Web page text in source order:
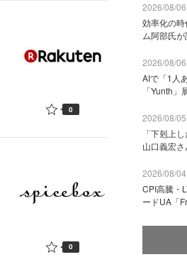
0
0
2026/08/
効率化の
ム阿部氏
2026/08/
AIで「1人
「Yunth
2026/08/
「下剋上
山口義宏
2026/08/
CPI高騰・
ードUA「